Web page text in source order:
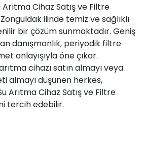
Cihaz Satış ve Filtre
ilinde temiz ve sağlıklı
bir çözüm sunmaktadır. Geniş
danışmanlık, periyodik filtre
anlayışıyla öne çıkar.
cihazı satın almayı veya
almayı düşünen herkes,
Arıtma Cihaz Satış ve Filtre
tercih edebilir.